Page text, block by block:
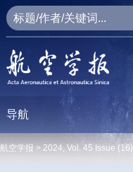
导航
航空学报 > 2024, Vol. 45 Issue (16)